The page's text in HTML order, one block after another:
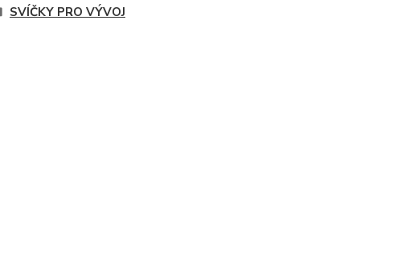
SVÍČKY PRO VÝVOJ